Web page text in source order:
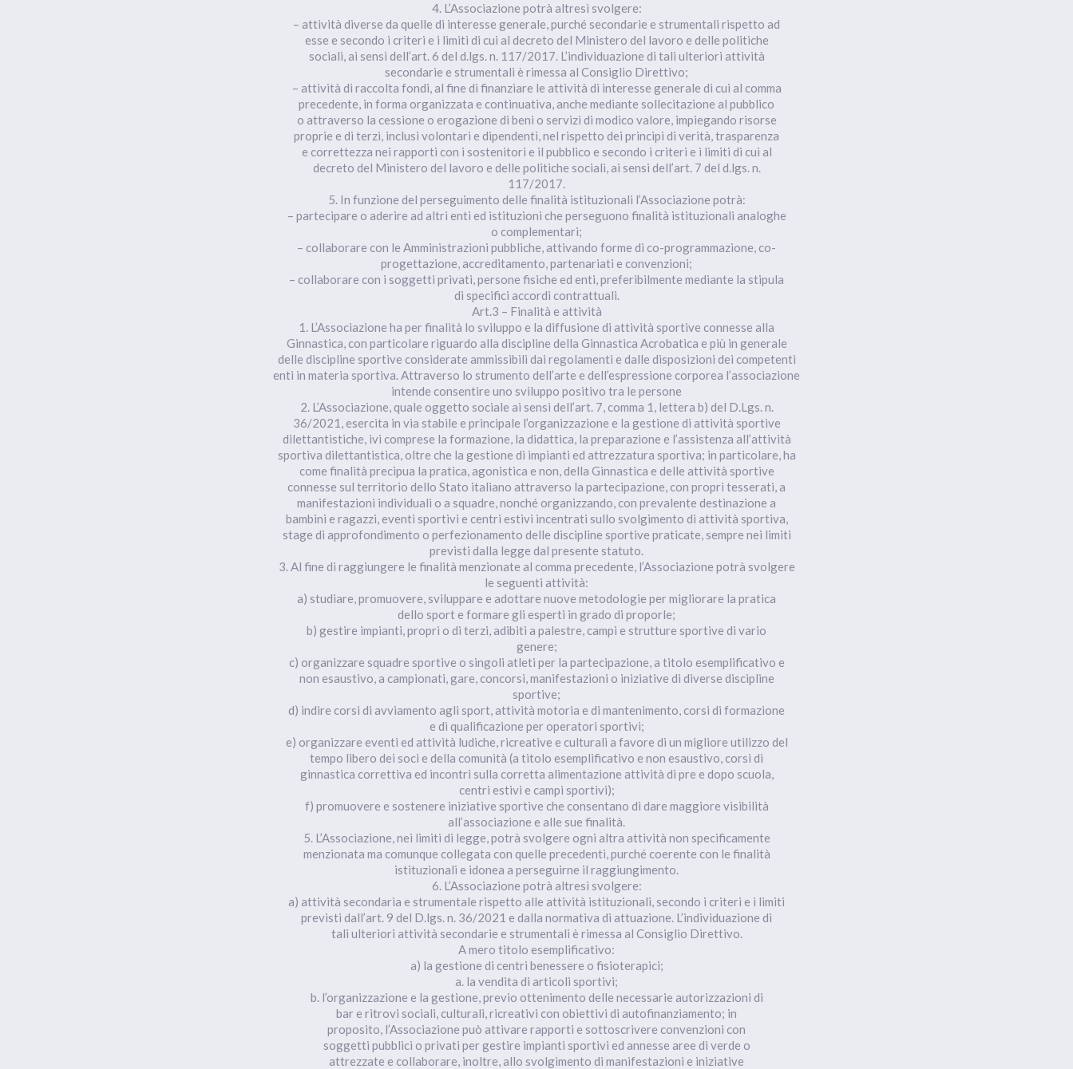
4. L’Associazione potrà altresì svolgere:
– attività diverse da quelle di interesse generale, purché secondarie e strumentali rispetto ad
esse e secondo i criteri e i limiti di cui al decreto del Ministero del lavoro e delle politiche
sociali, ai sensi dell’art. 6 del d.lgs. n. 117/2017. L’individuazione di tali ulteriori attività
secondarie e strumentali è rimessa al Consiglio Direttivo;
– attività di raccolta fondi, al fine di finanziare le attività di interesse generale di cui al comma
precedente, in forma organizzata e continuativa, anche mediante sollecitazione al pubblico
o attraverso la cessione o erogazione di beni o servizi di modico valore, impiegando risorse
proprie e di terzi, inclusi volontari e dipendenti, nel rispetto dei principi di verità, trasparenza
e correttezza nei rapporti con i sostenitori e il pubblico e secondo i criteri e i limiti di cui al
decreto del Ministero del lavoro e delle politiche sociali, ai sensi dell’art. 7 del d.lgs. n.
117/2017.
5. In funzione del perseguimento delle finalità istituzionali l’Associazione potrà:
– partecipare o aderire ad altri enti ed istituzioni che perseguono finalità istituzionali analoghe
o complementari;
– collaborare con le Amministrazioni pubbliche, attivando forme di co-programmazione, co-
progettazione, accreditamento, partenariati e convenzioni;
– collaborare con i soggetti privati, persone fisiche ed enti, preferibilmente mediante la stipula
di specifici accordi contrattuali.
Art.3 – Finalità e attività
1. L’Associazione ha per finalità lo sviluppo e la diffusione di attività sportive connesse alla
Ginnastica, con particolare riguardo alla discipline della Ginnastica Acrobatica e più in generale
delle discipline sportive considerate ammissibili dai regolamenti e dalle disposizioni dei competenti
enti in materia sportiva. Attraverso lo strumento dell’arte e dell’espressione corporea l’associazione
intende consentire uno sviluppo positivo tra le persone
2. L’Associazione, quale oggetto sociale ai sensi dell’art. 7, comma 1, lettera b) del D.Lgs. n.
36/2021, esercita in via stabile e principale l’organizzazione e la gestione di attività sportive
dilettantistiche, ivi comprese la formazione, la didattica, la preparazione e l’assistenza all’attività
sportiva dilettantistica, oltre che la gestione di impianti ed attrezzatura sportiva; in particolare, ha
come finalità precipua la pratica, agonistica e non, della Ginnastica e delle attività sportive
connesse sul territorio dello Stato italiano attraverso la partecipazione, con propri tesserati, a
manifestazioni individuali o a squadre, nonché organizzando, con prevalente destinazione a
bambini e ragazzi, eventi sportivi e centri estivi incentrati sullo svolgimento di attività sportiva,
stage di approfondimento o perfezionamento delle discipline sportive praticate, sempre nei limiti
previsti dalla legge dal presente statuto.
3. Al fine di raggiungere le finalità menzionate al comma precedente, l’Associazione potrà svolgere
le seguenti attività:
a) studiare, promuovere, sviluppare e adottare nuove metodologie per migliorare la pratica
dello sport e formare gli esperti in grado di proporle;
b) gestire impianti, propri o di terzi, adibiti a palestre, campi e strutture sportive di vario
genere;
c) organizzare squadre sportive o singoli atleti per la partecipazione, a titolo esemplificativo e
non esaustivo, a campionati, gare, concorsi, manifestazioni o iniziative di diverse discipline
sportive;
d) indire corsi di avviamento agli sport, attività motoria e di mantenimento, corsi di formazione
e di qualificazione per operatori sportivi;
e) organizzare eventi ed attività ludiche, ricreative e culturali a favore di un migliore utilizzo del
tempo libero dei soci e della comunità (a titolo esemplificativo e non esaustivo, corsi di
ginnastica correttiva ed incontri sulla corretta alimentazione attività di pre e dopo scuola,
centri estivi e campi sportivi);
f) promuovere e sostenere iniziative sportive che consentano di dare maggiore visibilità
all’associazione e alle sue finalità.
5. L’Associazione, nei limiti di legge, potrà svolgere ogni altra attività non specificamente
menzionata ma comunque collegata con quelle precedenti, purché coerente con le finalità
istituzionali e idonea a perseguirne il raggiungimento.
6. L’Associazione potrà altresì svolgere:
a) attività secondaria e strumentale rispetto alle attività istituzionali, secondo i criteri e i limiti
previsti dall’art. 9 del D.lgs. n. 36/2021 e dalla normativa di attuazione. L’individuazione di
tali ulteriori attività secondarie e strumentali è rimessa al Consiglio Direttivo.
A mero titolo esemplificativo:
a) la gestione di centri benessere o fisioterapici;
a. la vendita di articoli sportivi;
b. l’organizzazione e la gestione, previo ottenimento delle necessarie autorizzazioni di
bar e ritrovi sociali, culturali, ricreativi con obiettivi di autofinanziamento; in
proposito, l’Associazione può attivare rapporti e sottoscrivere convenzioni con
soggetti pubblici o privati per gestire impianti sportivi ed annesse aree di verde o
attrezzate e collaborare, inoltre, allo svolgimento di manifestazioni e iniziative